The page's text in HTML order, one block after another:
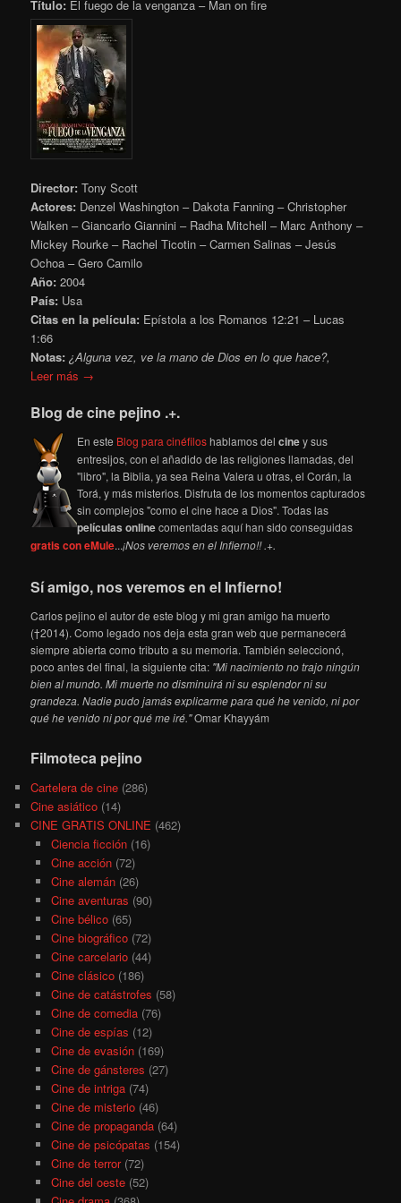
Título: El fuego de la venganza – Man on fire
Director: Tony Scott
Actores: Denzel Washington – Dakota Fanning – Christopher
Walken – Giancarlo Giannini – Radha Mitchell – Marc Anthony –
Mickey Rourke – Rachel Ticotin – Carmen Salinas – Jesús
Ochoa – Gero Camilo
Año: 2004
País: Usa
Citas en la película: Epístola a los Romanos 12:21 – Lucas
1:66
Notas:¿Alguna vez, ve la mano de Dios en lo que hace?,
Leer más →
Blog de cine pejino .+.
En este Blog para cinéfiloshablamos delciney sus
entresijos, con el añadido de las religiones llamadas, del
"libro", la Biblia, ya sea Reina Valera u otras, el Corán, la
Torá, y más misterios. Disfruta de los momentos capturados
sin complejos "como el cine hace a Dios". Todas las
películas onlinecomentadas aquí han sido conseguidas
gratis con eMule...¡Nos veremos en el Infierno!! .+.
Sí amigo, nos veremos en el Infierno!
Carlos pejino el autor de este blog y mi gran amigo ha muerto
(†2014). Como legado nos deja esta gran web que permanecerá
siempre abierta como tributo a su memoria. También seleccionó,
poco antes del final, la siguiente cita: "Mi nacimiento no trajo ningún
bien al mundo. Mi muerte no disminuirá ni su esplendor ni su
grandeza. Nadie pudo jamás explicarme para qué he venido, ni por
qué he venido ni por qué me iré."Omar Khayyám
Filmoteca pejino
Cartelera de cine (286)
Cine asiático (14)
CINE GRATIS ONLINE (462)
Ciencia ficción(16)
Cine acción(72)
Cine alemán(26)
Cine aventuras (90)
Cine bélico(65)
Cine biográfico(72)
Cine carcelario(44)
Cine clásico(186)
Cine de catástrofes (58)
Cine de comedia(76)
Cine de espías (12)
Cine de evasión(169)
Cine de gánsteres (27)
Cine de intriga(74)
Cine de misterio(46)
Cine de propaganda(64)
Cine de psicópatas (154)
Cine de terror(72)
Cine del oeste(52)